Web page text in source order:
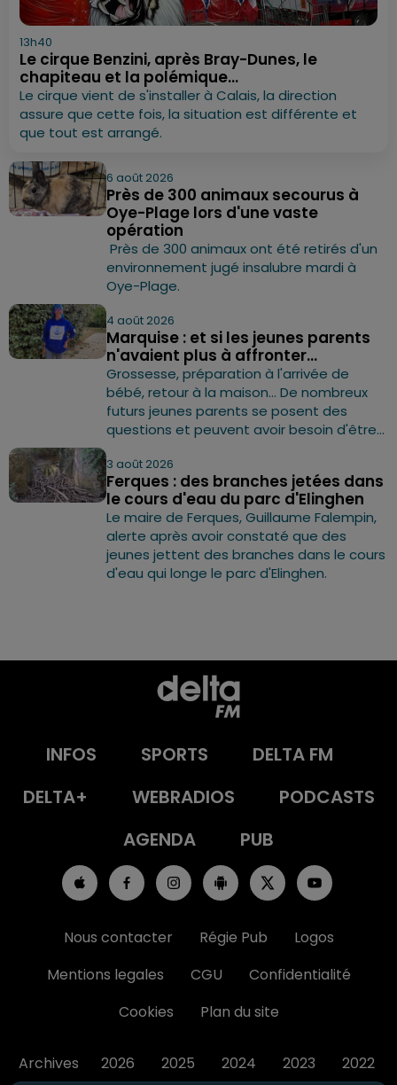
13h40
Le cirque Benzini, après Bray-Dunes, le
chapiteau et la polémique...
Le cirque vient de s'installer à Calais, la direction
assure que cette fois, la situation est différente et
que tout est arrangé.
6 août 2026
Près de 300 animaux secourus à
Oye-Plage lors d'une vaste
opération
Près de 300 animaux ont été retirés d'un
environnement jugé insalubre mardi à
Oye-Plage.
4 août 2026
Marquise : et si les jeunes parents
n'avaient plus à affronter...
Grossesse, préparation à l'arrivée de
bébé, retour à la maison… De nombreux
futurs jeunes parents se posent des
questions et peuvent avoir besoin d'être...
3 août 2026
Ferques : des branches jetées dans
le cours d'eau du parc d'Elinghen
Le maire de Ferques, Guillaume Falempin,
alerte après avoir constaté que des
jeunes jettent des branches dans le cours
d'eau qui longe le parc d'Elinghen.
INFOS SPORTS
DELTA FM
DELTA+
WEBRADIOS
PODCASTS
AGENDA
PUB
Nous contacter Régie Pub
Logos
Mentions legales
CGU
Confidentialité
Cookies
Plan du site
Archives 2026 2025 2024 2023 2022